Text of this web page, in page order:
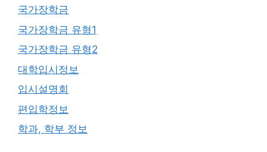
국가장학금
국가장학금 유형1
국가장학금 유형2
대학입시정보
입시설명회
편입학정보
학과, 학부 정보